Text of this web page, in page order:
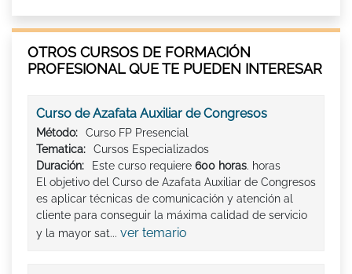
OTROS CURSOS DE FORMACIÓN
PROFESIONAL QUE TE PUEDEN INTERESAR
Curso de Azafata Auxiliar de Congresos
Método:
Curso FP Presencial
Tematica:
Cursos Especializados
Duración:
Este curso requiere 600 horas. horas
El objetivo del Curso de Azafata Auxiliar de Congresos
es aplicar técnicas de comunicación y atención al
cliente para conseguir la máxima calidad de servicio
y la mayor sat... ver temario